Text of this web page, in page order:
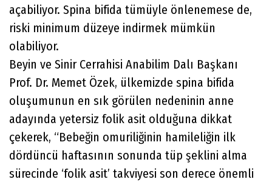
açabiliyor. Spina bifida tümüyle önlenemese de,
riski minimum düzeye indirmek mümkün
olabiliyor.
Beyin ve Sinir Cerrahisi Anabilim Dalı Başkanı
Prof. Dr. Memet Özek, ülkemizde spina bifida
oluşumunun en sık görülen nedeninin anne
adayında yetersiz folik asit olduğuna dikkat
çekerek, “Bebeğin omuriliğinin hamileliğin ilk
dördüncü haftasının sonunda tüp şeklini alma
sürecinde ‘folik asit’ takviyesi son derece önemli